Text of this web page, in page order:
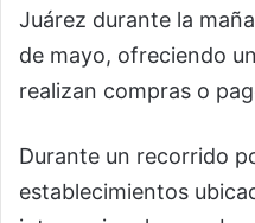
Juárez durante la
de mayo, ofreciendo
realizan compras o
Durante un recorrido
establecimientos